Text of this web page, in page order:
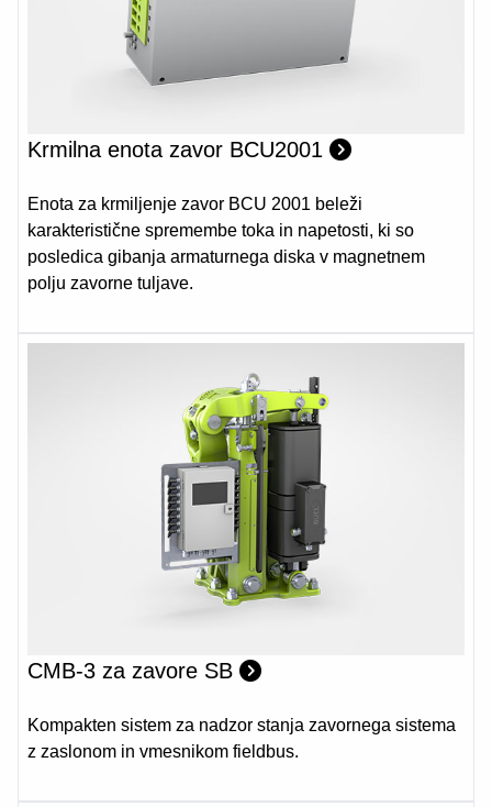
Krmilna enota zavor BCU2001
Enota za krmiljenje zavor BCU 2001 beleži
karakteristične spremembe toka in napetosti, ki so
posledica gibanja armaturnega diska v magnetnem
polju zavorne tuljave.
CMB-3 za zavore SB
Kompakten sistem za nadzor stanja zavornega sistema
z zaslonom in vmesnikom fieldbus.